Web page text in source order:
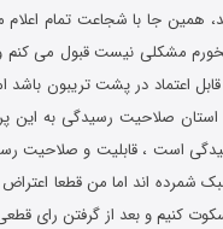
همین جا با شجاعت تمام
مشکلی نیست قبول می کنم
قابل اعتماد در پشت تریبون
صلاحیت رسیدگی به این
است ، قابلیت و صلاحیت
جرم موکل شما را سبک شمرده اند اما من
کنیم و بعد از گرفتن رای